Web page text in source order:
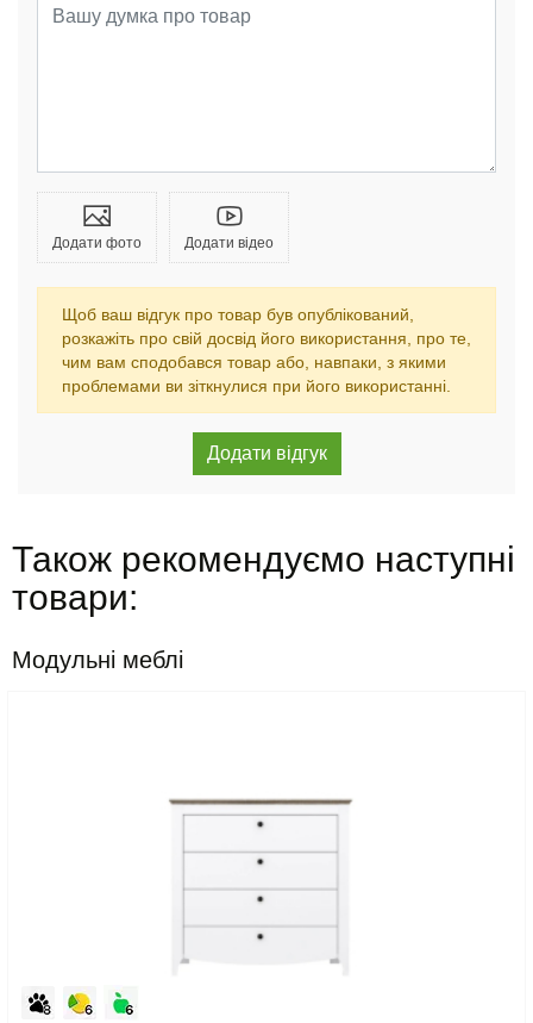
Додати фото Додати відео
Щоб ваш відгук про товар був опублікований,
розкажіть про свій досвід його використання, про те,
чим вам сподобався товар або, навпаки, з якими
проблемами ви зіткнулися при його використанні.
Також рекомендуємо наступні
товари:
Модульні меблі